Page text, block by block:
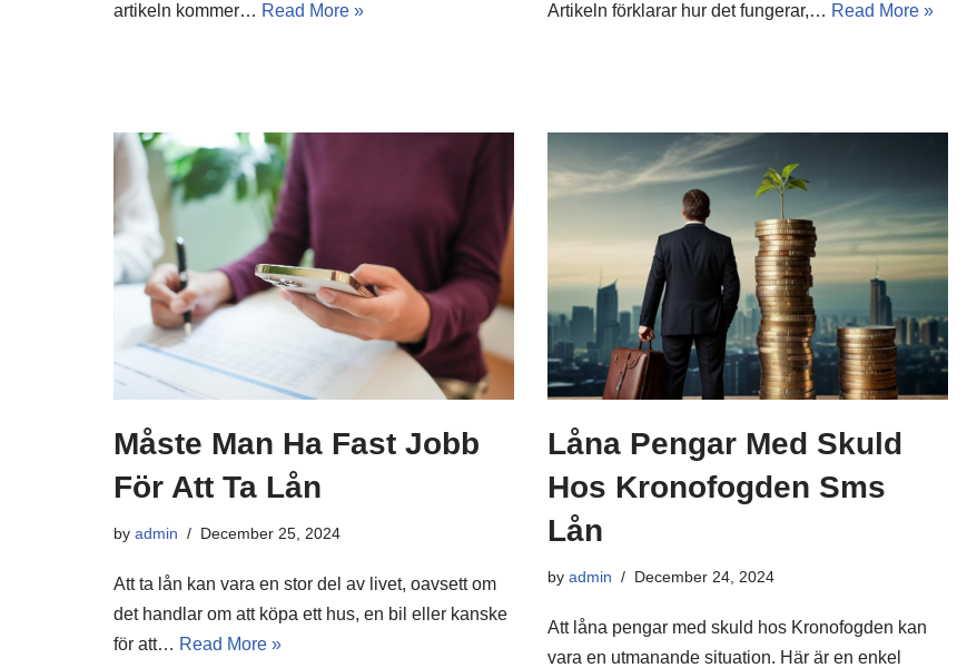
artikeln kommer… Read More »
Artikeln förklarar hur det fungerar,… Read More »
Måste Man Ha Fast Jobb
För Att Ta Lån
by admin December 25, 2024
Att ta lån kan vara en stor del av livet, oavsett om
det handlar om att köpa ett hus, en bil eller kanske
för att… Read More »
Låna Pengar Med Skuld
Hos Kronofogden Sms
Lån
by admin December 24, 2024
Att låna pengar med skuld hos Kronofogden kan
vara en utmanande situation. Här är en enkel